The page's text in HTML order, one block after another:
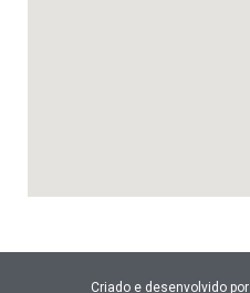
Criado e desenvolvido por